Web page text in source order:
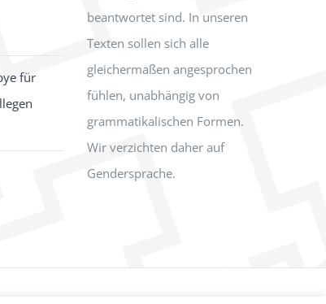
für
beantwortet sind. In unseren
Texten sollen sich alle
gleichermaßen angesprochen
fühlen, unabhängig von
grammatikalischen Formen.
Wir verzichten daher auf
Gendersprache.